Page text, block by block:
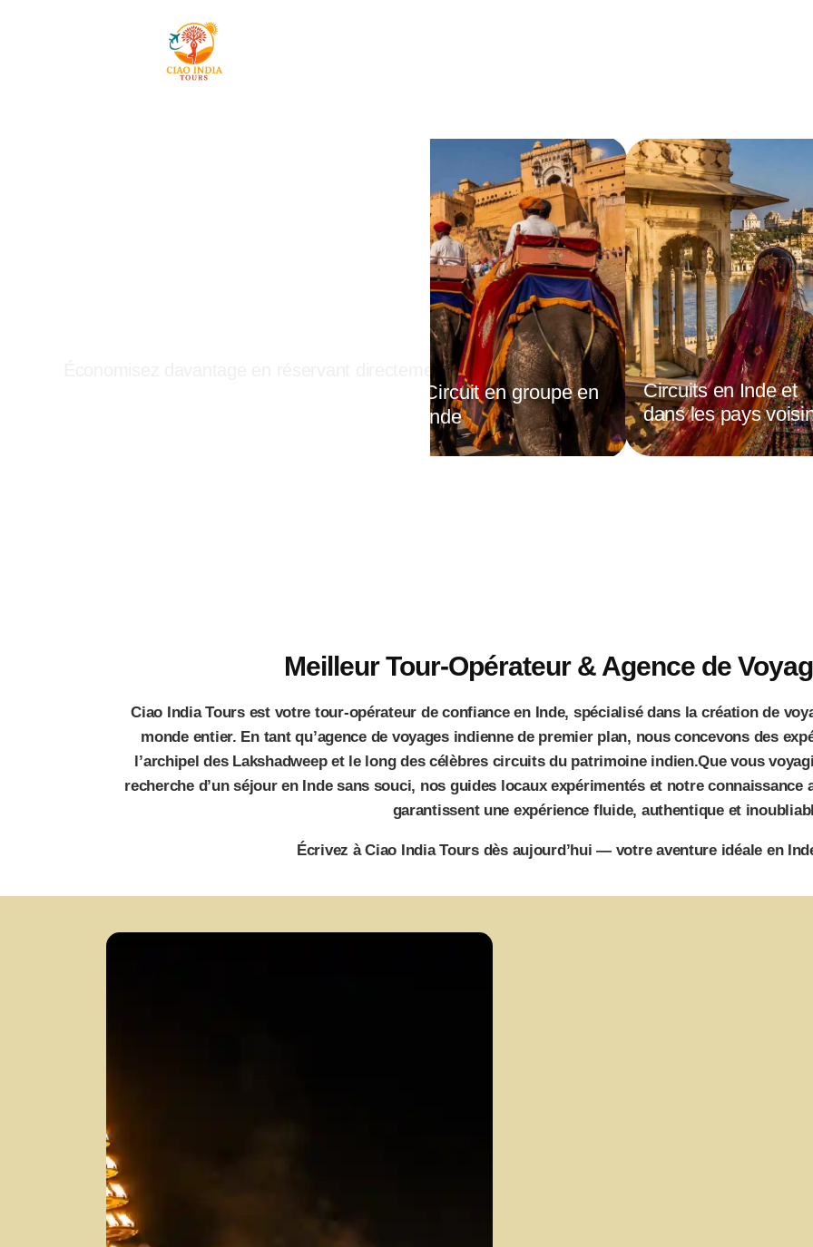
Prix directs. Sans
Économisez davantage en réservant directement
Circuit en groupe en
Inde
Circuits en Inde et
dans les pays
Meilleur Tour-Opérateur & Agence de
Ciao India Tours est votre tour-opérateur de confiance en Inde, spécialisé dans la création de
monde entier. En tant qu’agence de voyages indienne de premier plan, nous concevons des
l’archipel des Lakshadweep et le long des célèbres circuits du patrimoine indien.Que vous
recherche d’un séjour en Inde sans souci, nos guides locaux expérimentés et notre
garantissent une expérience fluide, authentique et
Écrivez à Ciao India Tours dès aujourd’hui — votre aventure idéale en